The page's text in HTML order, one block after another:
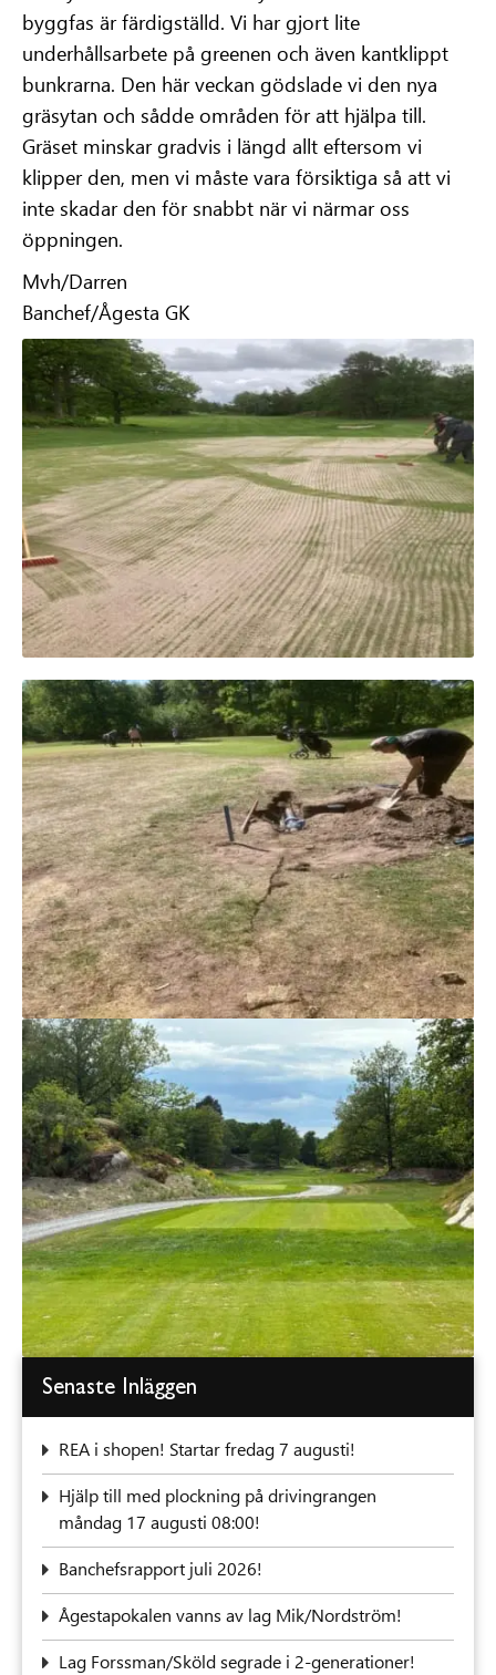
byggfas är färdigställd. Vi har gjort lite
underhållsarbete på greenen och även kantklippt
bunkrarna. Den här veckan gödslade vi den nya
gräsytan och sådde områden för att hjälpa till.
Gräset minskar gradvis i längd allt eftersom vi
klipper den, men vi måste vara försiktiga så att vi
inte skadar den för snabbt när vi närmar oss
öppningen.
Mvh/Darren
Banchef/Ågesta GK
Senaste Inläggen
REA i shopen! Startar fredag 7 augusti!
‍Hjälp till med plockning på drivingrangen
måndag 17 augusti 08:00!
Banchefsrapport juli 2026!
Ågestapokalen vanns av lag Mik/Nordström!
Lag Forssman/Sköld segrade i 2-generationer!